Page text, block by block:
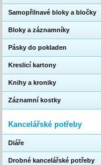
Samopřilnavé bloky a bločky
Bloky a záznamníky
Pásky do pokladen
Kreslicí kartony
Knihy a kroniky
Záznamní kostky
Kancelářské potřeby
Diáře
Drobné kancelářské potřeby